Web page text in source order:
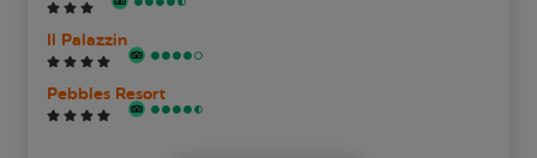
Il Palazzin
Pebbles Resort